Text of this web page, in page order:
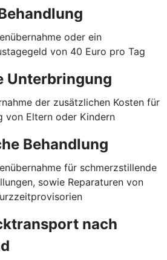
oder ein
von 40 Euro pro Tag
Unterbringung
der zusätzlichen Kosten für
von Eltern oder Kindern
Behandlung
für schmerzstillende
sowie Reparaturen von
nach